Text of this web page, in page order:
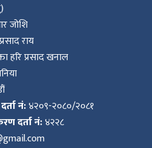
जोशि
राय
हरि प्रसाद खनाल
नं:४२०९-२०८०/२०८१
दर्ता नं:४२२८